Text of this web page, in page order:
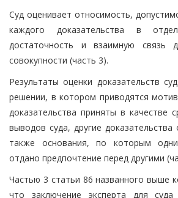
Суд оценивает относимость,
каждого доказательства в
достаточность и взаимную связь
совокупности (часть 3).
Результаты оценки доказательств
решении, в котором приводятся
доказательства приняты в качестве
выводов суда, другие
также основания, по которым
отдано предпочтение перед другими
Частью 3 статьи 86 названного выше
что заключение эксперта для